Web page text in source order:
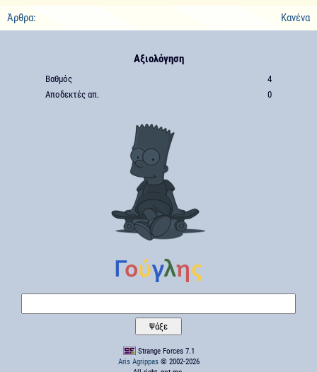
Άρθρα:
Κανένα
Αξιολόγηση
Βαθμός
4
Αποδεκτές απ.
0
Strange Forces 7.1
Aris Agrippas© 2002-2026